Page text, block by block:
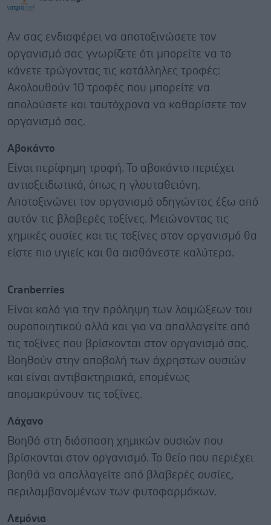
Αν σας ενδιαφέρει να αποτοξινώσετε τον
οργανισμό σας γνωρίζετε ότι μπορείτε να το
κάνετε τρώγοντας τις κατάλληλες τροφές:
Ακολουθούν 10 τροφές που μπορείτε να
απολαύσετε και ταυτόχρονα να καθαρίσετε τον
οργανισμό σας.
Αβοκάντο
Είναι περίφημη τροφή. Το αβοκάντο περιέχει
αντιοξειδωτικά, όπως η γλουταθειόνη.
Αποτοξινώνει τον οργανισμό οδηγώντας έξω από
αυτόν τις βλαβερές τοξίνες. Μειώνοντας τις
χημικές ουσίες και τις τοξίνες στον οργανισμό θα
είστε πιο υγιείς και θα αισθάνεστε καλύτερα.
Cranberries
Είναι καλά για την πρόληψη των λοιμώξεων του
ουροποιητικού αλλά και για να απαλλαγείτε από
τις τοξίνες που βρίσκονται στον οργανισμό σας.
Βοηθούν στην αποβολή των άχρηστων ουσιών
και είναι αντιβακτηριακά, επομένως
απομακρύνουν τις τοξίνες.
Λάχανο
Βοηθά στη διάσπαση χημικών ουσιών που
βρίσκονται στον οργανισμό. Το θείο που περιέχει
βοηθά να απαλλαγείτε από βλαβερές ουσίες,
περιλαμβανομένων των φυτοφαρμάκων.
Λεμόνια